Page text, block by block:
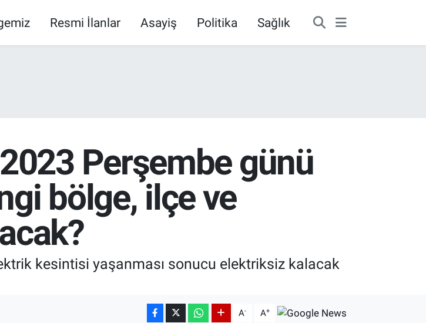
Resmi İlanlar Asayiş Politika Sağlık
Perşembe günü
bölge, ilçe ve
kesintisi yaşanması sonucu elektriksiz kalacak
A- A+